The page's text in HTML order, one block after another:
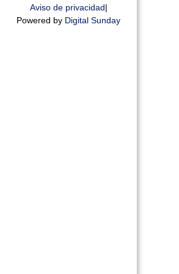
Aviso de privacidad|
Powered by Digital Sunday